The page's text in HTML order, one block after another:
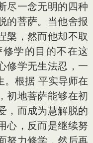
尽一念无明的四种
的菩萨。当他舍报
槃，然而他却不取
学的目的不在这
修学无生法忍，一
。根据 平实导师在
初地菩萨能够在初
，而成为慧解脱的
心，反而是继续努
努力修学，然后再